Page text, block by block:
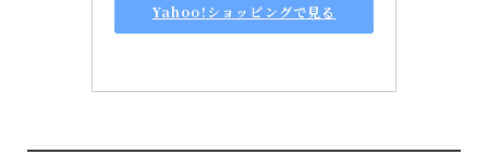
Yahoo!ショッピングで見る